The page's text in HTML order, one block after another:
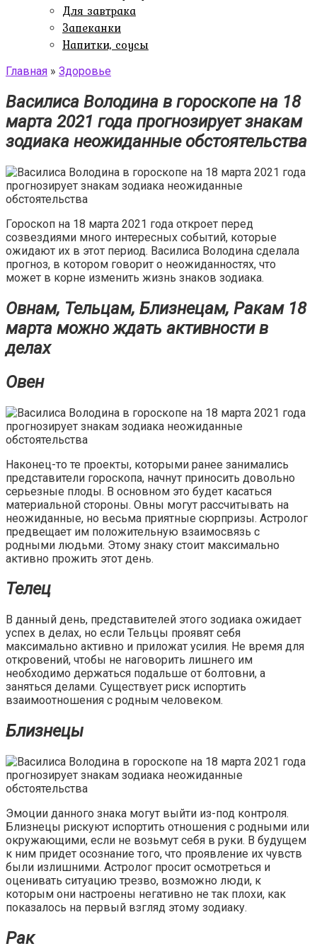
Для завтрака
Запеканки
Напитки, соусы
Главная » Здоровье
Василиса Володина в гороскопе на 18
марта 2021 года прогнозирует знакам
зодиака неожиданные обстоятельства
Гороскоп на 18 марта 2021 года откроет перед
созвездиями много интересных событий, которые
ожидают их в этот период. Василиса Володина сделала
прогноз, в котором говорит о неожиданностях, что
может в корне изменить жизнь знаков зодиака.
Овнам, Тельцам, Близнецам, Ракам 18
марта можно ждать активности в
делах
Овен
Наконец-то те проекты, которыми ранее занимались
представители гороскопа, начнут приносить довольно
серьезные плоды. В основном это будет касаться
материальной стороны. Овны могут рассчитывать на
неожиданные, но весьма приятные сюрпризы. Астролог
предвещает им положительную взаимосвязь с
родными людьми. Этому знаку стоит максимально
активно прожить этот день.
Телец
В данный день, представителей этого зодиака ожидает
успех в делах, но если Тельцы проявят себя
максимально активно и приложат усилия. Не время для
откровений, чтобы не наговорить лишнего им
необходимо держаться подальше от болтовни, а
заняться делами. Существует риск испортить
взаимоотношения с родным человеком.
Близнецы
Эмоции данного знака могут выйти из-под контроля.
Близнецы рискуют испортить отношения с родными или
окружающими, если не возьмут себя в руки. В будущем
к ним придет осознание того, что проявление их чувств
были излишними. Астролог просит осмотреться и
оценивать ситуацию трезво, возможно люди, к
которым они настроены негативно не так плохи, как
показалось на первый взгляд этому зодиаку.
Рак